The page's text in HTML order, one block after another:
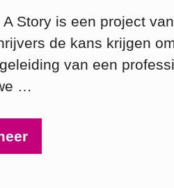
Story is een project
de kans krijgen
van een
…